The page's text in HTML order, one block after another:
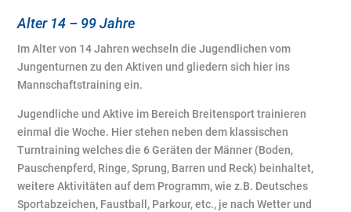
Alter 14 – 99 Jahre
Im Alter von 14 Jahren wechseln die Jugendlichen vom
Jungenturnen zu den Aktiven und gliedern sich hier ins
Mannschaftstraining ein.
Jugendliche und Aktive im Bereich Breitensport trainieren
einmal die Woche. Hier stehen neben dem klassischen
Turntraining welches die 6 Geräten der Männer (Boden,
Pauschenpferd, Ringe, Sprung, Barren und Reck) beinhaltet,
weitere Aktivitäten auf dem Programm, wie z.B. Deutsches
Sportabzeichen, Faustball, Parkour, etc., je nach Wetter und